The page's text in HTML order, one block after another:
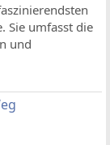
Sie umfasst die
und